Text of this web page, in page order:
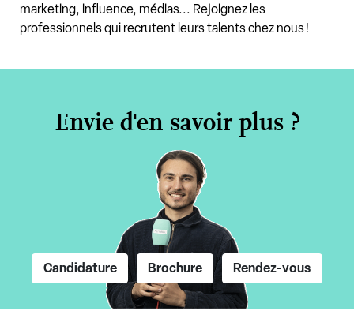
marketing, influence, médias... Rejoignez les
professionnels qui recrutent leurs talents chez nous !
Envie d'en savoir plus ?
Candidature Brochure Rendez-vous